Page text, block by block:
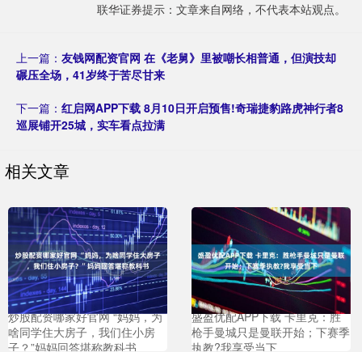
联华证券提示：文章来自网络，不代表本站观点。
上一篇： 友钱网配资官网 在《老舅》里被嘲长相普通，但演技却
碾压全场，41岁终于苦尽甘来
下一篇： 红启网APP下载 8月10日开启预售!奇瑞捷豹路虎神行者8
巡展铺开25城，实车看点拉满
相关文章
炒股配资哪家好官网 “妈妈，为
啥同学住大房子，我们住小房
子？”妈妈回答堪称教科书
盛盈优配APP下载 卡里克：胜
枪手曼城只是曼联开始；下赛季
执教?我享受当下